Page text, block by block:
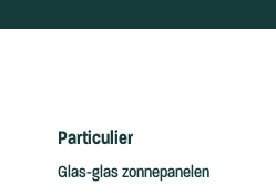
Particulier
Glas-glas zonnepanelen